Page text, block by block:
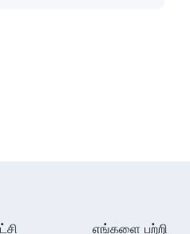
| பகுதி 335எங்களை பற்றி